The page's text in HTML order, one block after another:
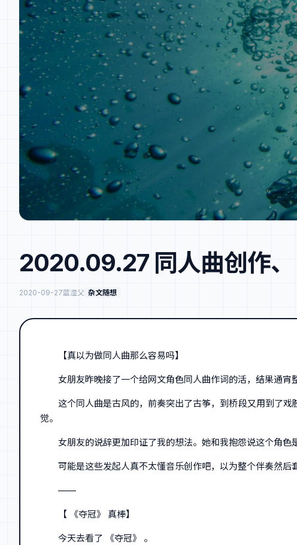
2020.09.27 同人曲创作
2020-09-27蓝湿父 杂文随想
【真以为做同人曲那么容易吗】
女朋友昨晚接了一个给网文角色同人曲作词的活，结果通宵
这个同人曲是古风的，前奏突出了古筝，到桥段又用到了
觉。
女朋友的说辞更加印证了我的想法。她和我抱怨说这个角
可能是这些发起人真不太懂音乐创作吧，以为整个伴奏然
——
【 《夺冠》 真棒】
今天去看了 《夺冠》 。